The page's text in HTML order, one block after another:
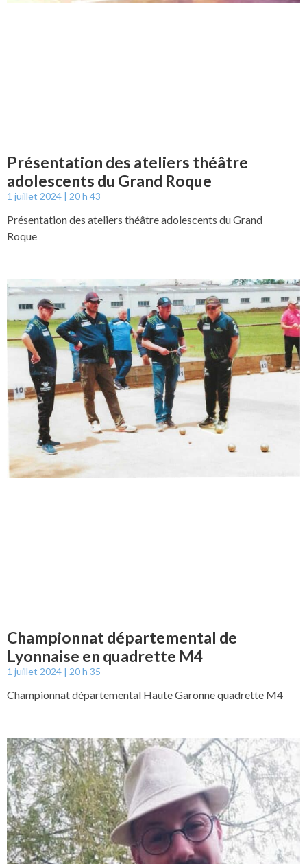
Présentation des ateliers théâtre
adolescents du Grand Roque
1 juillet 2024 20 h 43
Présentation des ateliers théâtre adolescents du Grand
Roque
Championnat départemental de
Lyonnaise en quadrette M4
1 juillet 2024 20 h 35
Championnat départemental Haute Garonne quadrette M4